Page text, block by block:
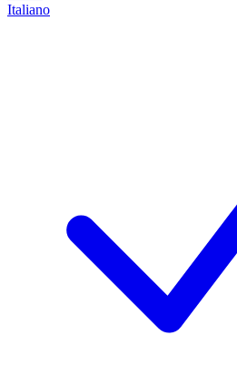
Italiano